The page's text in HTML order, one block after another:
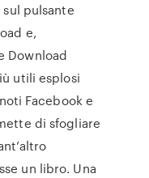
pulsante
e,
Download
utili esplosi
Facebook e
di sfogliare
un libro. Una